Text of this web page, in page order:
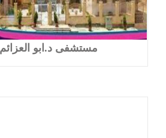
مستشفى د.ابو العزائم